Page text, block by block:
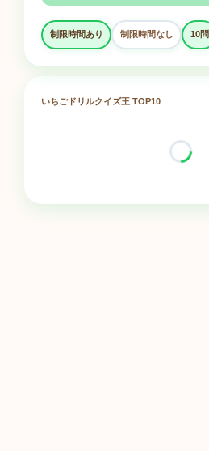
制限時間あり 制限時間なし 10問
いちごドリルクイズ王 TOP10